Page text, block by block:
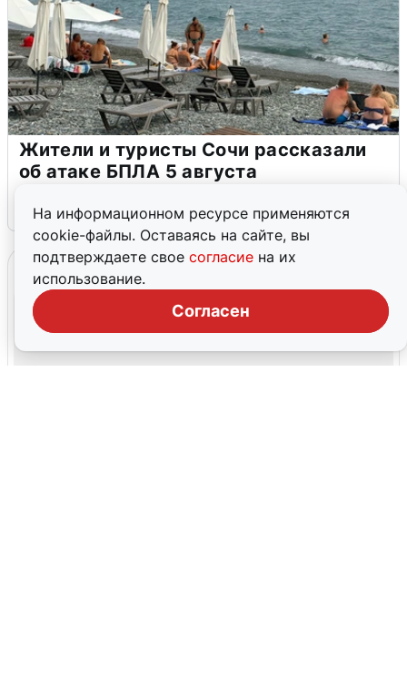
На информационном ресурсе применяются
cookie-файлы. Оставаясь на сайте, вы
подтверждаете свое согласие на их
использование.
Согласен
Жители и туристы Сочи рассказали
об атаке БПЛА 5 августа
5 августа 0